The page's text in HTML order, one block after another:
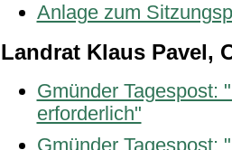
Anlage zum
Landrat Klaus Pavel,
Gmünder Tagespost:
erforderlich"
Gmünder Tagespost: